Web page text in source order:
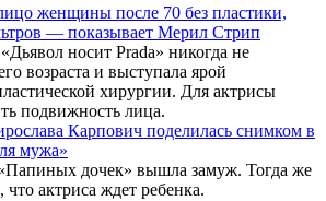
женщины после 70 без пластики,
— показывает Мерил Стрип
носит Prada» никогда не
возраста и выступала ярой
хирургии. Для актрисы
подвижность лица.
Карпович поделилась снимком в
мужа»
дочек» вышла замуж. Тогда же
что актриса ждет ребенка.